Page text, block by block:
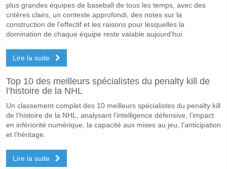
plus grandes équipes de baseball de tous les temps, avec des
critères clairs, un contexte approfondi, des notes sur la
construction de l’effectif et les raisons pour lesquelles la
domination de chaque équipe reste valable aujourd’hui.
Lire la suite
Top 10 des meilleurs spécialistes du penalty kill de
l’histoire de la NHL
Un classement complet des 10 meilleurs spécialistes du penalty kill
de l’histoire de la NHL, analysant l’intelligence défensive, l’impact
en infériorité numérique, la capacité aux mises au jeu, l’anticipation
et l’héritage.
Lire la suite